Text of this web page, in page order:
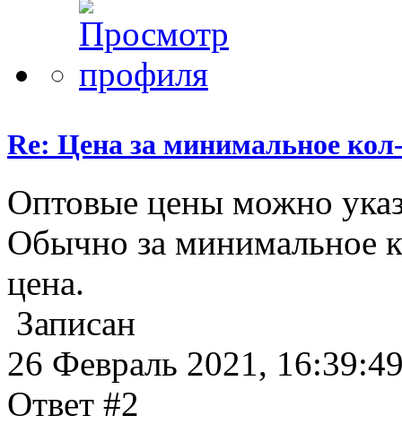
Re: Цена за минимальное
Оптовые цены можно
Обычно за минимальное
цена.
Записан
26 Февраль 2021,
Ответ #2